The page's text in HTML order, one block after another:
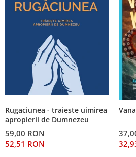
Rugaciunea - traieste uimirea
apropierii de Dumnezeu
59,00 RON
52,51 RON